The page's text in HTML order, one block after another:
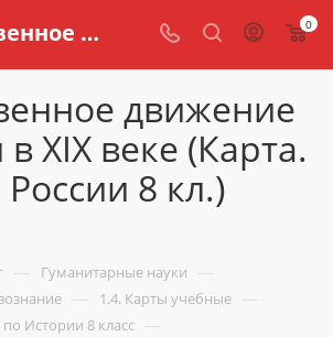
Общественное движение в России в XIX веке (Карта. История России 8 кл.) К-1810 купить по доступной цене в интернет магазине schools.ru 0
движение
XIX веке (Карта.
8 кл.)
— Гуманитарные науки —
— 1.4. Карты учебные —
Истории 8 класс —